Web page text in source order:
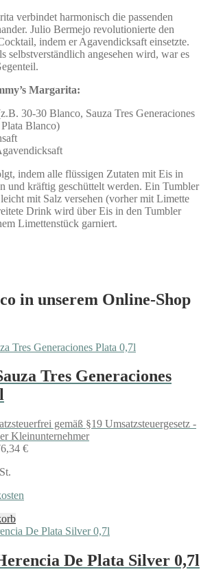
verbindet harmonisch die passenden
Julio Bermejo revolutionierte den
indem er Agavendicksaft einsetzte.
selbstverständlich angesehen wird, war es
Margarita:
30-30 Blanco, Sauza Tres Generaciones
Blanco)
indem alle flüssigen Zutaten mit Eis in
und kräftig geschüttelt werden. Ein Tumbler
mit Salz versehen (vorher mit Limette
Drink wird über Eis in den Tumbler
Limettenstück garniert.
in unserem Online-Shop
Tres Generaciones
gemäß §19 Umsatzsteuergesetz -
Kleinunternehmer
€
De Plata Silver 0,7l